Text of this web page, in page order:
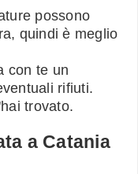
possono
quindi è meglio
con te un
rifiuti.
trovato.
a Catania